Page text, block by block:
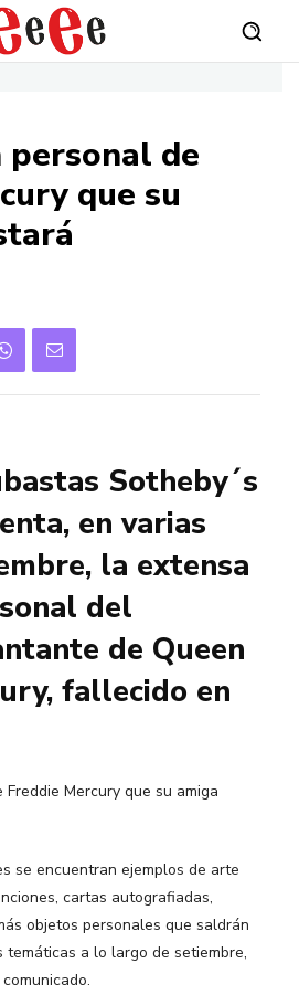
personal de
que su
Sotheby´s
en varias
la extensa
del
de Queen
fallecido en
se encuentran ejemplos de arte
cartas autografiadas,
objetos personales que saldrán
a lo largo de setiembre,